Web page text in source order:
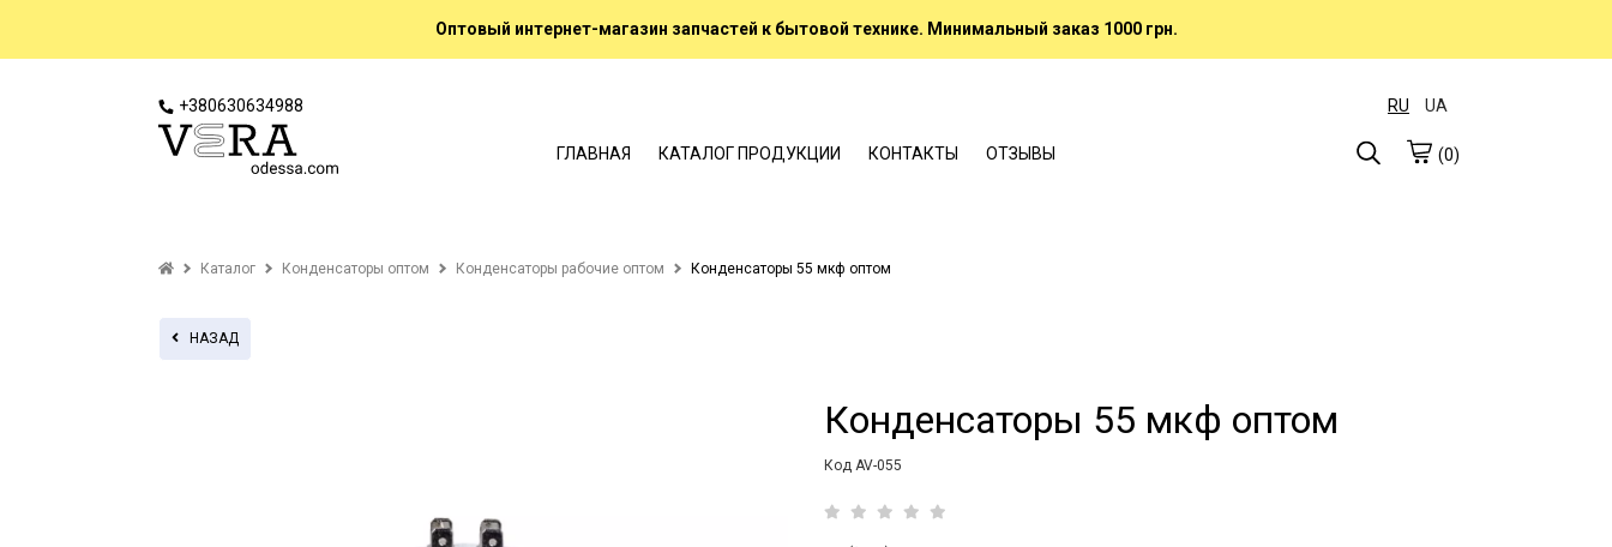
Оптовый интернет-магазин запчастей к бытовой технике. Минимальный заказ 1000 грн.
+380630634988 RU UA
ГЛАВНАЯ КАТАЛОГ ПРОДУКЦИИ КОНТАКТЫ ОТЗЫВЫ (0)
Каталог Конденсаторы оптом Конденсаторы рабочие оптом Конденсаторы 55 мкф оптом
НАЗАД
Конденсаторы 55 мкф оптом
Код AV-055